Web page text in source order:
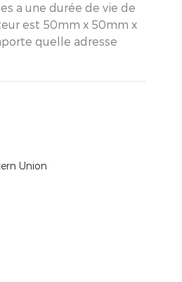
a une durée de vie de
est 50mm x 50mm x
quelle adresse
Union